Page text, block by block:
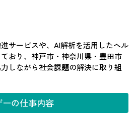
サービスや、AI解析を活用したヘル
おり、神戸市・神奈川県・豊田市
しながら社会課題の解決に取り組
の仕事内容